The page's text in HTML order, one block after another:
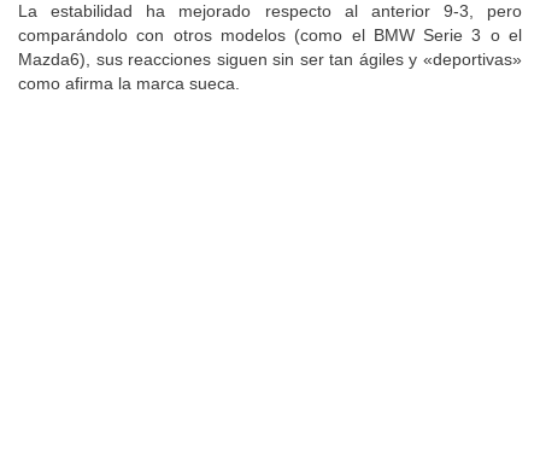
La estabilidad ha mejorado respecto al anterior 9-3, pero
comparándolo con otros modelos (como el BMW Serie 3 o el
Mazda6), sus reacciones siguen sin ser tan ágiles y «deportivas»
como afirma la marca sueca.